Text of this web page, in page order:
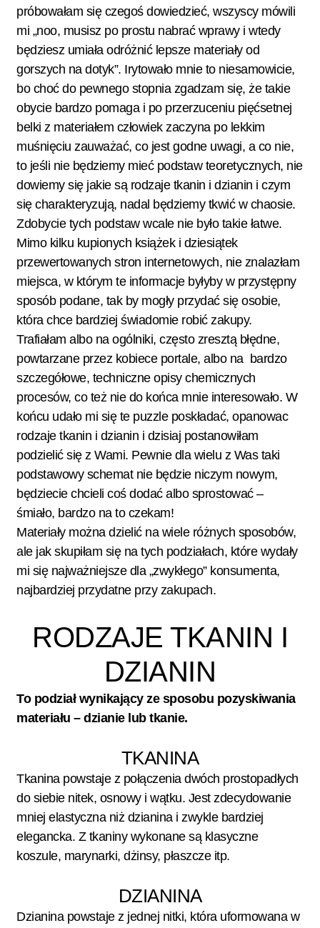
próbowałam się czegoś dowiedzieć, wszyscy mówili
mi „noo, musisz po prostu nabrać wprawy i wtedy
będziesz umiała odróżnić lepsze materiały od
gorszych na dotyk”. Irytowało mnie to niesamowicie,
bo choć do pewnego stopnia zgadzam się, że takie
obycie bardzo pomaga i po przerzuceniu pięćsetnej
belki z materiałem człowiek zaczyna po lekkim
muśnięciu zauważać, co jest godne uwagi, a co nie,
to jeśli nie będziemy mieć podstaw teoretycznych, nie
dowiemy się jakie są rodzaje tkanin i dzianin i czym
się charakteryzują, nadal będziemy tkwić w chaosie.
Zdobycie tych podstaw wcale nie było takie łatwe.
Mimo kilku kupionych książek i dziesiątek
przewertowanych stron internetowych, nie znalazłam
miejsca, w którym te informacje byłyby w przystępny
sposób podane, tak by mogły przydać się osobie,
która chce bardziej świadomie robić zakupy.
Trafiałam albo na ogólniki, często zresztą błędne,
powtarzane przez kobiece portale, albo na bardzo
szczegółowe, techniczne opisy chemicznych
procesów, co też nie do końca mnie interesowało. W
końcu udało mi się te puzzle poskładać, opanowac
rodzaje tkanin i dzianin i dzisiaj postanowiłam
podzielić się z Wami. Pewnie dla wielu z Was taki
podstawowy schemat nie będzie niczym nowym,
będziecie chcieli coś dodać albo sprostować –
śmiało, bardzo na to czekam!
Materiały można dzielić na wiele różnych sposobów,
ale jak skupiłam się na tych podziałach, które wydały
mi się najważniejsze dla „zwykłego” konsumenta,
najbardziej przydatne przy zakupach.
RODZAJE TKANIN I
DZIANIN
To podział wynikający ze sposobu pozyskiwania
materiału – dzianie lub tkanie.
TKANINA
Tkanina powstaje z połączenia dwóch prostopadłych
do siebie nitek, osnowy i wątku. Jest zdecydowanie
mniej elastyczna niż dzianina i zwykle bardziej
elegancka. Z tkaniny wykonane są klasyczne
koszule, marynarki, dżinsy, płaszcze itp.
DZIANINA
Dzianina powstaje z jednej nitki, która uformowana w